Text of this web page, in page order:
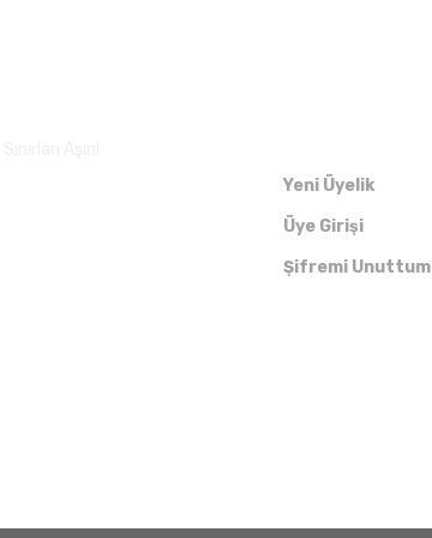
Yeni Üyelik
Üye Girişi
Şifremi Unuttum